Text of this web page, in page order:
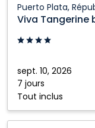
Puerto Plata,
Viva Tangerine
sept. 10, 2026
7 jours
Tout inclus
Tangerine
Wyndham:
Plata,
République
dominicaine